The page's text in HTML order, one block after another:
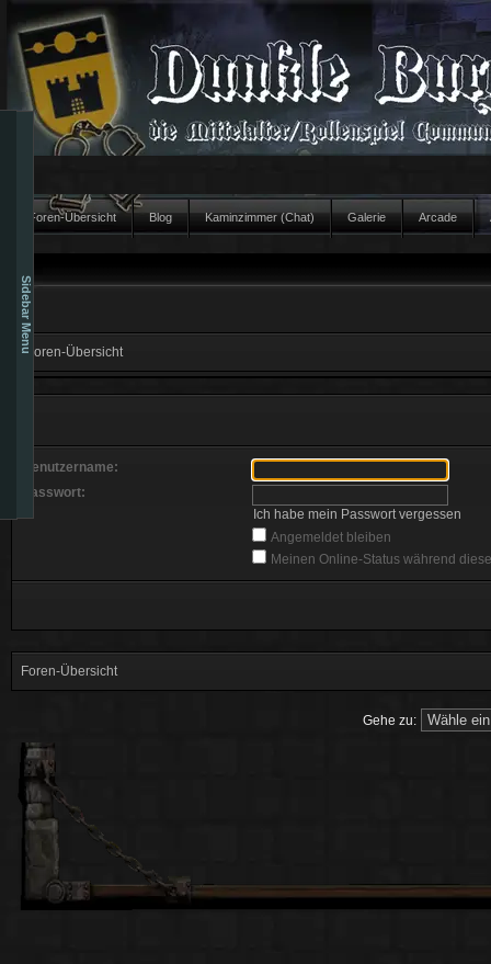
Sidebar Menu
Foren-Übersicht Blog Kaminzimmer (Chat) Galerie Arcade
Foren-Übersicht
Benutzername:
Passwort:
Ich habe mein Passwort vergessen
Angemeldet bleiben
Meinen Online-Status während
Foren-Übersicht
Gehe zu: